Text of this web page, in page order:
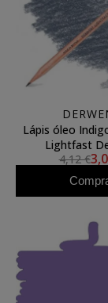
Lápis óleo
Lightfast
4,12 €